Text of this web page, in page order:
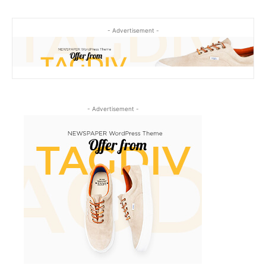
- Advertisement -
- Advertisement -